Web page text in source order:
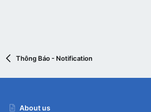
Thông Báo - Notification
About us